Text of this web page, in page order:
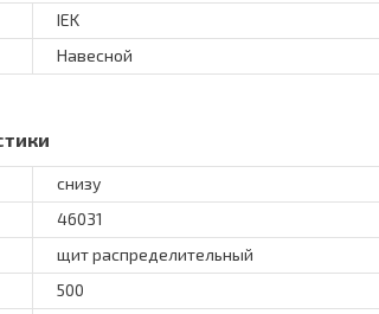
IEK
Навесной
снизу
46031
щит распределительный
500